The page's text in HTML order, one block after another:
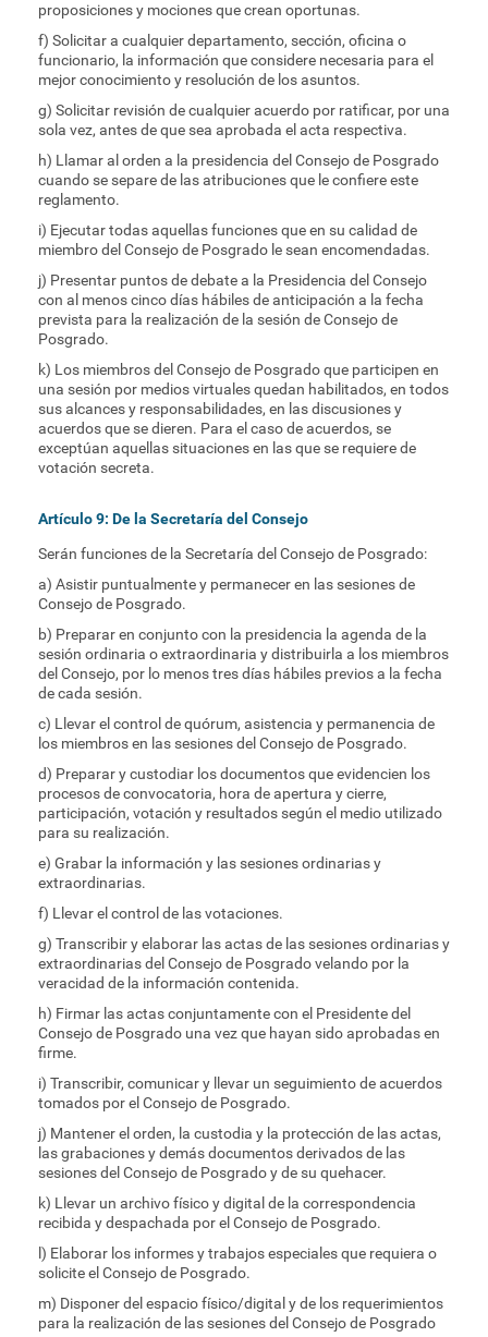
proposiciones y mociones que crean oportunas.
f) Solicitar a cualquier departamento, sección, oficina o
funcionario, la información que considere necesaria para el
mejor conocimiento y resolución de los asuntos.
g) Solicitar revisión de cualquier acuerdo por ratificar, por una
sola vez, antes de que sea aprobada el acta respectiva.
h) Llamar al orden a la presidencia del Consejo de Posgrado
cuando se separe de las atribuciones que le confiere este
reglamento.
i) Ejecutar todas aquellas funciones que en su calidad de
miembro del Consejo de Posgrado le sean encomendadas.
j) Presentar puntos de debate a la Presidencia del Consejo
con al menos cinco días hábiles de anticipación a la fecha
prevista para la realización de la sesión de Consejo de
Posgrado.
k) Los miembros del Consejo de Posgrado que participen en
una sesión por medios virtuales quedan habilitados, en todos
sus alcances y responsabilidades, en las discusiones y
acuerdos que se dieren. Para el caso de acuerdos, se
exceptúan aquellas situaciones en las que se requiere de
votación secreta.
Artículo 9: De la Secretaría del Consejo
Serán funciones de la Secretaría del Consejo de Posgrado:
a) Asistir puntualmente y permanecer en las sesiones de
Consejo de Posgrado.
b) Preparar en conjunto con la presidencia la agenda de la
sesión ordinaria o extraordinaria y distribuirla a los miembros
del Consejo, por lo menos tres días hábiles previos a la fecha
de cada sesión.
c) Llevar el control de quórum, asistencia y permanencia de
los miembros en las sesiones del Consejo de Posgrado.
d) Preparar y custodiar los documentos que evidencien los
procesos de convocatoria, hora de apertura y cierre,
participación, votación y resultados según el medio utilizado
para su realización.
e) Grabar la información y las sesiones ordinarias y
extraordinarias.
f) Llevar el control de las votaciones.
g) Transcribir y elaborar las actas de las sesiones ordinarias y
extraordinarias del Consejo de Posgrado velando por la
veracidad de la información contenida.
h) Firmar las actas conjuntamente con el Presidente del
Consejo de Posgrado una vez que hayan sido aprobadas en
firme.
i) Transcribir, comunicar y llevar un seguimiento de acuerdos
tomados por el Consejo de Posgrado.
j) Mantener el orden, la custodia y la protección de las actas,
las grabaciones y demás documentos derivados de las
sesiones del Consejo de Posgrado y de su quehacer.
k) Llevar un archivo físico y digital de la correspondencia
recibida y despachada por el Consejo de Posgrado.
l) Elaborar los informes y trabajos especiales que requiera o
solicite el Consejo de Posgrado.
m) Disponer del espacio físico/digital y de los requerimientos
para la realización de las sesiones del Consejo de Posgrado